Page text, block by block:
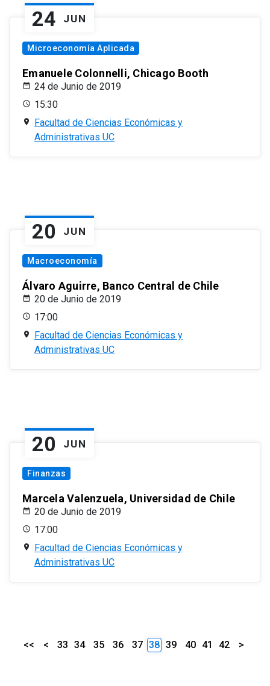
24 JUN
Microeconomía Aplicada
Emanuele Colonnelli, Chicago Booth
24 de Junio de 2019
15:30
Facultad de Ciencias Económicas y
Administrativas UC
20 JUN
Macroeconomía
Álvaro Aguirre, Banco Central de Chile
20 de Junio de 2019
17:00
Facultad de Ciencias Económicas y
Administrativas UC
20 JUN
Finanzas
Marcela Valenzuela, Universidad de Chile
20 de Junio de 2019
17:00
Facultad de Ciencias Económicas y
Administrativas UC
<< < 33 34 35 36 37 38 39 40 41 42 >